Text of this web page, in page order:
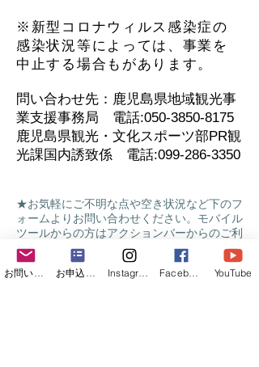
※新型コロナウィルス感染症の
感染状況等によっては、事業を
中止する場合もがあります。
問い合わせ先：鹿児島県地域観光事
業支援事務局 電話:050-3850-8175
鹿児島県観光・文化スポーツ部PR観
光課国内誘致係 電話:099-286-3350
★お気軽にご不明な点や空き状況など下のフ
ォームよりお問い合わせください。モバイル
ツールからの方はアクションバーからのご利
用の方が簡単です。
YouTube